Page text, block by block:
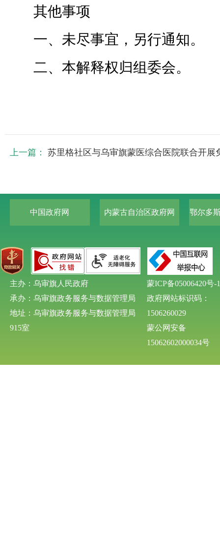
其他事项
一、未尽事宜，另行通知。
二、本解释权归组委会。
上一篇： 苏里格社区与乌审旗蒙医综合医院联合开展
中国政府网 内蒙古自治区政府网 鄂尔多
主办：乌审旗人民政府
承办：乌审旗政务服务与数据管理局
地址：乌审旗政务服务与数据管理局
915室
蒙ICP备05006420号-1
政府网站标识码：
1506260029
蒙公网安备
15062602000034号